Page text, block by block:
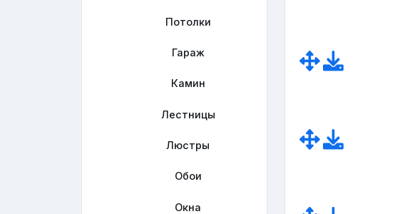
Потолки
Гараж
Камин
Лестницы
Люстры
Обои
Окна